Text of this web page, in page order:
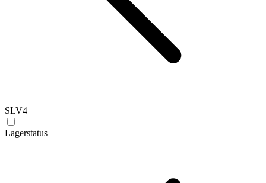
SLV4
Lagerstatus